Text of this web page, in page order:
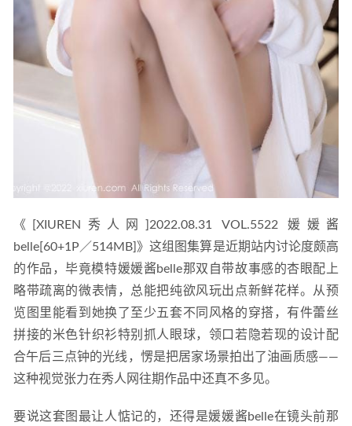
《[XIUREN秀人网]2022.08.31 VOL.5522 媛媛酱
belle[60+1P／514MB]》这组图集算是近期站内讨论度颇高
的作品，毕竟模特媛媛酱belle那双自带故事感的杏眼配上
略带疏离的微表情，总能把纯欲风玩出点新鲜花样。从预
览图里能看到她换了至少五套不同风格的穿搭，有件蕾丝
拼接的米色针织衫特别抓人眼球，领口若隐若现的设计配
合午后三点钟的光线，愣是把居家场景拍出了油画质感——
这种视觉张力在秀人网往期作品中还真不多见。
要说这套图最让人惦记的，还得是媛媛酱belle在镜头前那